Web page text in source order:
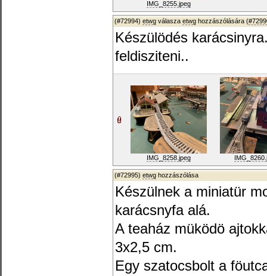
IMG_8255.jpeg
(#72994) etwg válasza etwg hozzászólására (
Készülödés
feldisziteni..
IMG_8258.jpeg
(#72995) etwg hozzászólása
Készülnek a miniatür
karácsnyfa alá.
A teaház müködö
3x2,5 cm.
Egy szatocsbolt a